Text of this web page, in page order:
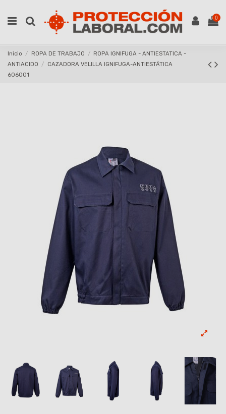
0
Inicio ROPA DE TRABAJO
ROPA IGNIFUGA - ANTIESTATICA -
ANTIACIDO
CAZADORA VELILLA IGNIFUGA-ANTIESTÁTICA
606001